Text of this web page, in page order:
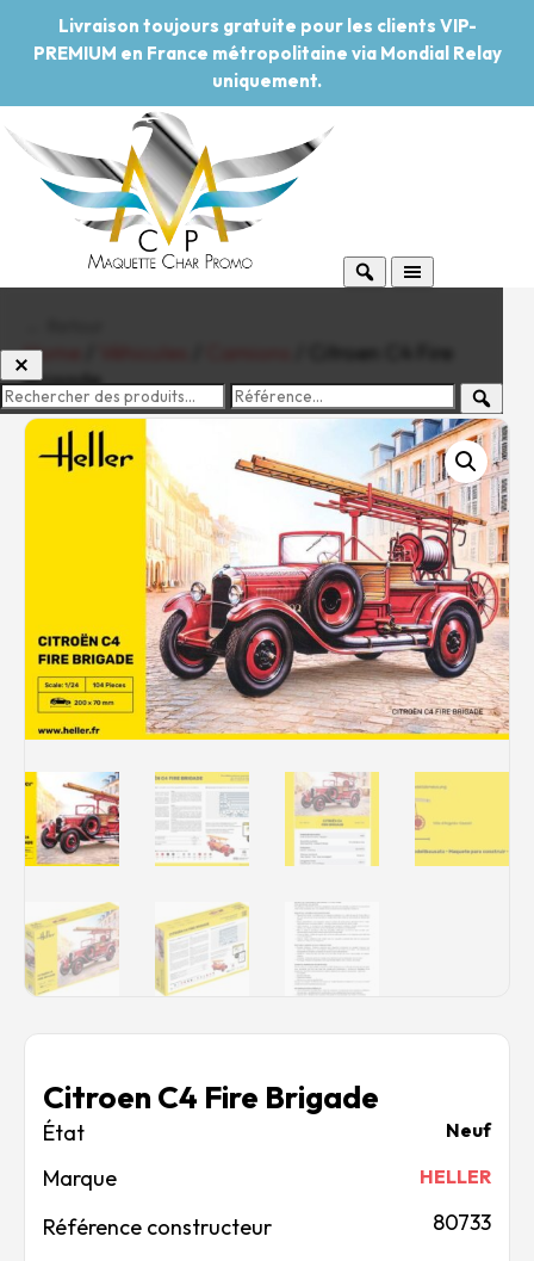
Livraison toujours gratuite pour les clients VIP-
PREMIUM en France métropolitaine via Mondial Relay
uniquement.
Pouvoir d'achat
Rechercher des produits...
0,00 €
Connexion / Inscription
Véhicules
Avions
Bateaux
Trains
Figurines
Peintures
Accessoires
Puzzles
Carte cadeau
Maquette par marque
Contact
Home
/ Citroen C4 Fire
Brigade
Citroen C4 Fire Brigade
Neuf
Marque HELLER
Référence constructeur 80733